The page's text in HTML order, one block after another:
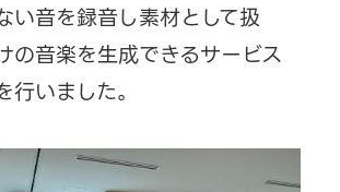
い音を録音し素材として扱
の音楽を生成できるサービス
いました。